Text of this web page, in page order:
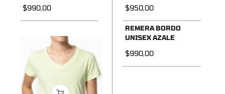
Precio de oferta
$990,00 Precio de oferta
$950,00
REMERA BORDO
UNISEX AZALE
Precio de oferta
$990,00